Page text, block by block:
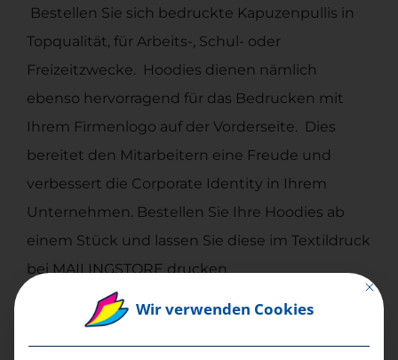
Bestellen Sie sich bedruckte Kapuzenpullis in
Topqualität, für Arbeits-, Schul- oder
Freizeitzwecke. Hoodies dienen nämlich
ebenso hervorragend für das Bedrucken mit
Ihrem Firmenlogo auf der Vorderseite. Dies
bereitet den Mitarbeitern eine Freude und
verbessert die Corporate Identity in Ihrem
Unternehmen. Bestellen Sie Ihre Hoodies ab
einem Stück und lassen Sie diese im Textildruck
bei MAILINGSTORE drucken.
Lassen Sie Ihre Kleidung per
Textildruck individuell bedrucken
Mit
Wir verwenden Cookies